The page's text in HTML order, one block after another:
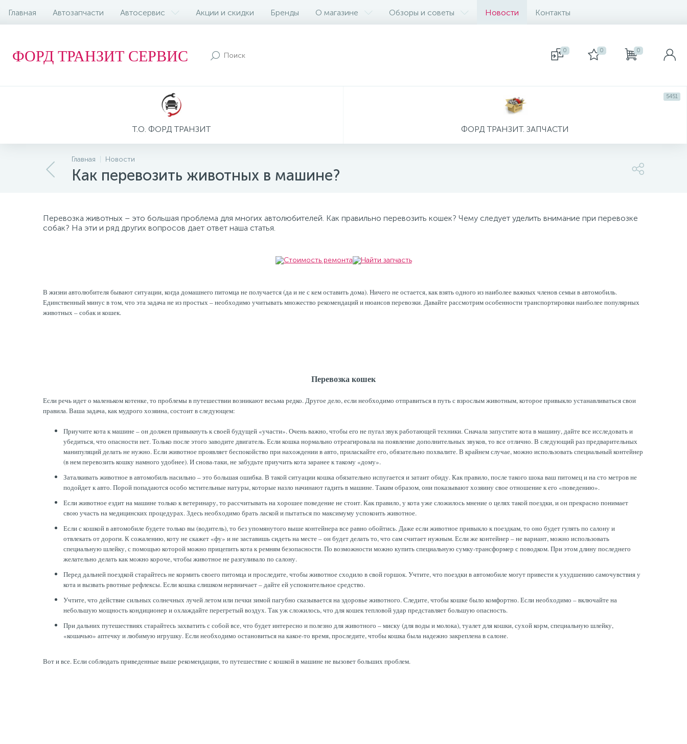
Главная Автозапчасти Автосервис Акции и скидки Бренды О магазине Обзоры и советы Новости Контакты
ФОРД ТРАНЗИТ СЕРВИС 0 0 0
Т.О. ФОРД ТРАНЗИТ ФОРД ТРАНЗИТ. ЗАПЧАСТИ
5451
Главная Новости
Как перевозить животных в машине?
Перевозка животных – это большая проблема для многих автолюбителей. Как правильно перевозить кошек? Чему следует уделить внимание при перевозке
собак? На эти и ряд других вопросов дает ответ наша статья.
В жизни автолюбителя бывают ситуации, когда домашнего питомца не получается (да и не с кем оставить дома). Ничего не остается, как взять одного из наиболее важных членов семьи в автомобиль.
Единственный минус в том, что эта задача не из простых – необходимо учитывать множество рекомендаций и нюансов перевозки. Давайте рассмотрим особенности транспортировки наиболее популярных
животных – собак и кошек.
Перевозка кошек
Если речь идет о маленьком котенке, то проблемы в путешествии возникают весьма редко. Другое дело, если необходимо отправиться в путь с взрослым животным, которое привыкло устанавливаться свои
правила. Ваша задача, как мудрого хозяина, состоит в следующем:
Приучите кота к машине – он должен привыкнуть к своей будущей «участи». Очень важно, чтобы его не пугал звук работающей техники. Сначала запустите кота в машину, дайте все исследовать и
убедиться, что опасности нет. Только после этого заводите двигатель. Если кошка нормально отреагировала на появление дополнительных звуков, то все отлично. В следующий раз предварительных
манипуляций делать не нужно. Если животное проявляет беспокойство при нахождении в авто, приласкайте его, обязательно похвалите. В крайнем случае, можно использовать специальный контейнер
(в нем перевозить кошку намного удобнее). И снова-таки, не забудьте приучить кота заранее к такому «дому».
Заталкивать животное в автомобиль насильно – это большая ошибка. В такой ситуации кошка обязательно испугается и затаит обиду. Как правило, после такого шока ваш питомец и на сто метров не
подойдет к авто. Порой попадаются особо мстительные натуры, которые назло начинают гадить в машине. Таким образом, они показывают хозяину свое отношение к его «поведению».
Если животное ездит на машине только к ветеринару, то рассчитывать на хорошее поведение не стоит. Как правило, у кота уже сложилось мнение о целях такой поездки, и он прекрасно понимает
свою участь на медицинских процедурах. Здесь необходимо брать лаской и пытаться по максимуму успокоить животное.
Если с кошкой в автомобиле будете только вы (водитель), то без упомянутого выше контейнера все равно обойтись. Даже если животное привыкло к поездкам, то оно будет гулять по салону и
отвлекать от дороги. К сожалению, коту не скажет «фу» и не заставишь сидеть на месте – он будет делать то, что сам считает нужным. Если же контейнер – не вариант, можно использовать
специальную шлейку, с помощью которой можно прицепить кота к ремням безопасности. По возможности можно купить специальную сумку-трансформер с поводком. При этом длину последнего
желательно делать как можно короче, чтобы животное не разгуливало по салону.
Перед дальней поездкой старайтесь не кормить своего питомца и проследите, чтобы животное сходило в свой горшок. Учтите, что поездки в автомобиле могут привести к ухудшению самочувствия у
кота и вызвать рвотные рефлексы. Если кошка слишком нервничает – дайте ей успокоительное средство.
Учтите, что действие сильных солнечных лучей летом или печки зимой пагубно сказывается на здоровье животного. Следите, чтобы кошке было комфортно. Если необходимо – включайте на
небольшую мощность кондиционер и охлаждайте перегретый воздух. Так уж сложилось, что для кошек тепловой удар представляет большую опасность.
При дальних путешествиях старайтесь захватить с собой все, что будет интересно и полезно для животного – миску (для воды и молока), туалет для кошки, сухой корм, специальную шлейку,
«кошачью» аптечку и любимую игрушку. Если необходимо остановиться на какое-то время, проследите, чтобы кошка была надежно закреплена в салоне.
Вот и все. Если соблюдать приведенные выше рекомендации, то путешествие с кошкой в машине не вызовет больших проблем.